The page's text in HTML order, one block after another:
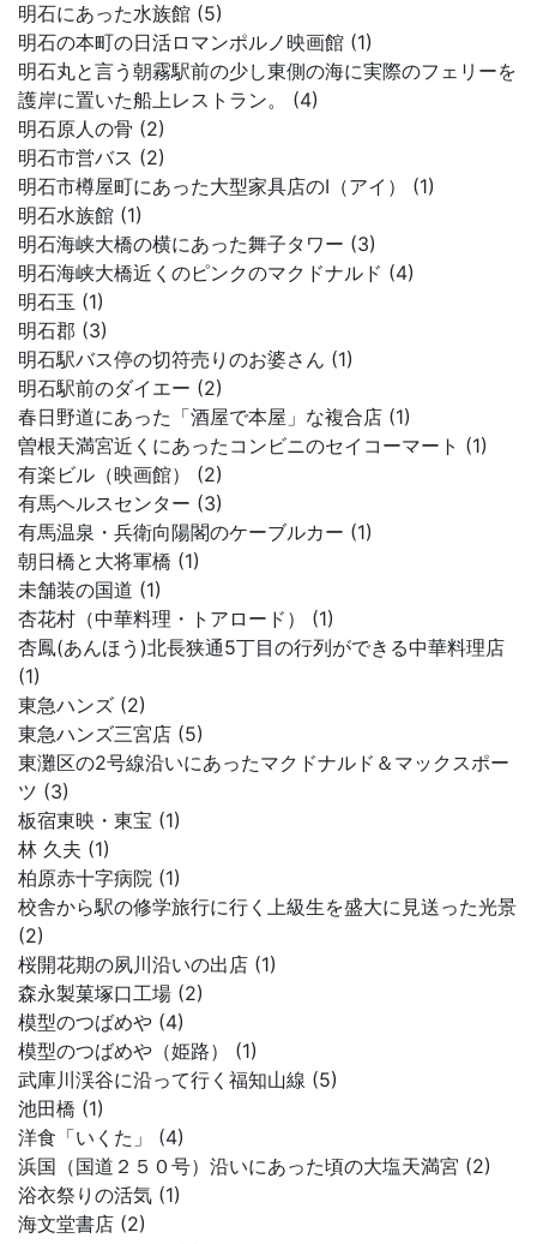
明石にあった水族館 (5)
明石の本町の日活ロマンポルノ映画館 (1)
明石丸と言う朝霧駅前の少し東側の海に実際のフェリーを
護岸に置いた船上レストラン。 (4)
明石原人の骨 (2)
明石市営バス (2)
明石市樽屋町にあった大型家具店のI（アイ） (1)
明石水族館 (1)
明石海峡大橋の横にあった舞子タワー (3)
明石海峡大橋近くのピンクのマクドナルド (4)
明石玉 (1)
明石郡 (3)
明石駅バス停の切符売りのお婆さん (1)
明石駅前のダイエー (2)
春日野道にあった「酒屋で本屋」な複合店 (1)
曽根天満宮近くにあったコンビニのセイコーマート (1)
有楽ビル（映画館） (2)
有馬ヘルスセンター (3)
有馬温泉・兵衛向陽閣のケーブルカー (1)
朝日橋と大将軍橋 (1)
未舗装の国道 (1)
杏花村（中華料理・トアロード） (1)
杏鳳(あんほう)北長狭通5丁目の行列ができる中華料理店
(1)
東急ハンズ (2)
東急ハンズ三宮店 (5)
東灘区の2号線沿いにあったマクドナルド＆マックスポー
ツ (3)
板宿東映・東宝 (1)
林 久夫 (1)
柏原赤十字病院 (1)
校舎から駅の修学旅行に行く上級生を盛大に見送った光景
(2)
桜開花期の夙川沿いの出店 (1)
森永製菓塚口工場 (2)
模型のつばめや (4)
模型のつばめや（姫路） (1)
武庫川渓谷に沿って行く福知山線 (5)
池田橋 (1)
洋食「いくた」 (4)
浜国（国道２５０号）沿いにあった頃の大塩天満宮 (2)
浴衣祭りの活気 (1)
海文堂書店 (2)